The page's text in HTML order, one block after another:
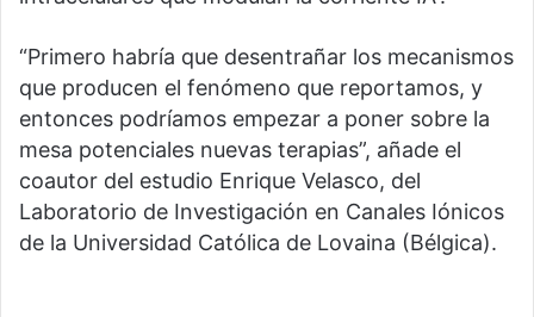
“Primero habría que desentrañar los mecanismos
que producen el fenómeno que reportamos, y
entonces podríamos empezar a poner sobre la
mesa potenciales nuevas terapias”, añade el
coautor del estudio Enrique Velasco, del
Laboratorio de Investigación en Canales Iónicos
de la Universidad Católica de Lovaina (Bélgica).